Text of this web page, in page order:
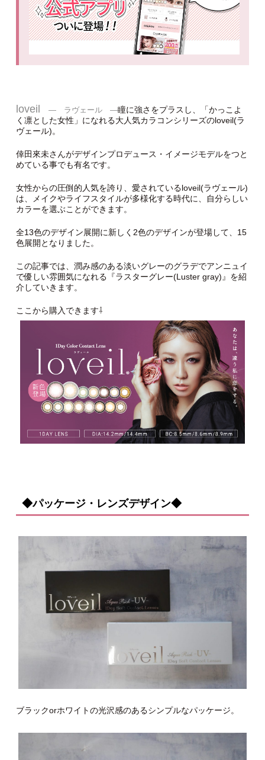
loveil ― ラヴェール ―瞳に強さをプラスし、「かっこよ
く凛とした女性」になれる大人気カラコンシリーズのloveil(ラ
ヴェール)。
倖田來未さんがデザインプロデュース・イメージモデルをつと
めている事でも有名です。
女性からの圧倒的人気を誇り、愛されているloveil(ラヴェール)
は、メイクやライフスタイルが多様化する時代に、自分らしい
カラーを選ぶことができます。
全13色のデザイン展開に新しく2色のデザインが登場して、15
色展開となりました。
この記事では、潤み感のある淡いグレーのグラデでアンニュイ
で優しい雰囲気になれる『ラスターグレー(Luster gray)』を紹
介していきます。
ここから購入できます⇩
◆パッケージ・レンズデザイン◆
ブラックorホワイトの光沢感のあるシンプルなパッケージ。